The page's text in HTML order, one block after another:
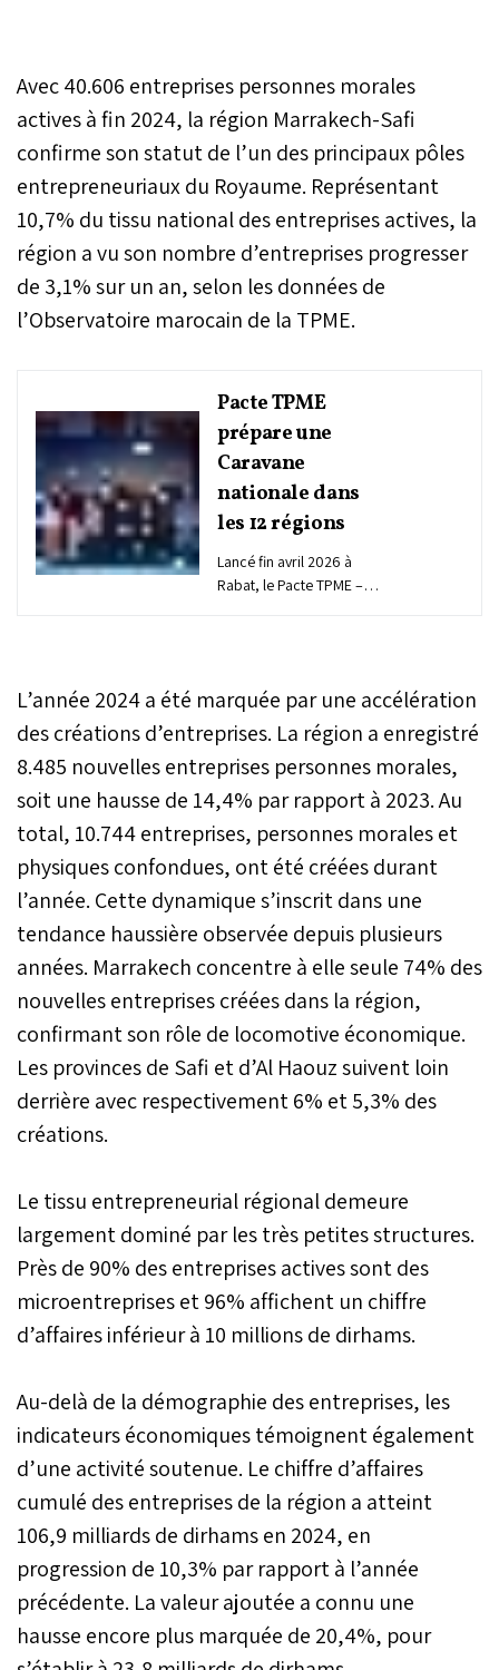
Avec 40.606 entreprises personnes morales
actives à fin 2024, la région Marrakech-Safi
confirme son statut de l’un des principaux pôles
entrepreneuriaux du Royaume. Représentant
10,7% du tissu national des entreprises actives, la
région a vu son nombre d’entreprises progresser
de 3,1% sur un an, selon les données de
l’Observatoire marocain de la TPME.
Pacte TPME
prépare une
Caravane
nationale dans
les 12 régions
Lancé fin avril 2026 à
Rabat, le Pacte TPME –
déploiement territorial.
Maroc PME envisage
d’organiser une tournée
nationale de promotion
afin de rapprocher le
programme des chefs
d’entreprise aux quatre
coins du Royaume.
L’année 2024 a été marquée par une accélération
des créations d’entreprises. La région a enregistré
8.485 nouvelles entreprises personnes morales,
soit une hausse de 14,4% par rapport à 2023. Au
total, 10.744 entreprises, personnes morales et
physiques confondues, ont été créées durant
l’année. Cette dynamique s’inscrit dans une
tendance haussière observée depuis plusieurs
années. Marrakech concentre à elle seule 74% des
nouvelles entreprises créées dans la région,
confirmant son rôle de locomotive économique.
Les provinces de Safi et d’Al Haouz suivent loin
derrière avec respectivement 6% et 5,3% des
créations.
Le tissu entrepreneurial régional demeure
largement dominé par les très petites structures.
Près de 90% des entreprises actives sont des
microentreprises et 96% affichent un chiffre
d’affaires inférieur à 10 millions de dirhams.
Au-delà de la démographie des entreprises, les
indicateurs économiques témoignent également
d’une activité soutenue. Le chiffre d’affaires
cumulé des entreprises de la région a atteint
106,9 milliards de dirhams en 2024, en
progression de 10,3% par rapport à l’année
précédente. La valeur ajoutée a connu une
hausse encore plus marquée de 20,4%, pour